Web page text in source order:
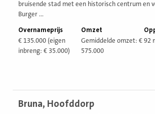
bruisende stad met een historisch centrum en
Burger ...
Overnameprijs
€ 135.000 (eigen
inbreng: € 35.000)
Omzet
Gemiddelde omzet: €
575.000
92
Bruna, Hoofddorp
vestiging